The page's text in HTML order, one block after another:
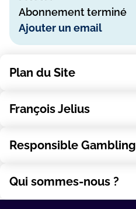
Abonnement terminé
Ajouter un email
Plan du Site
François Jelius
Responsible Gambling
Qui sommes-nous ?